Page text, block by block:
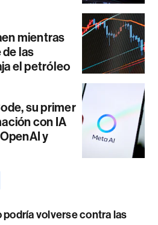
mientras
las
el petróleo
su primer
con IA
y
podría volverse contra las